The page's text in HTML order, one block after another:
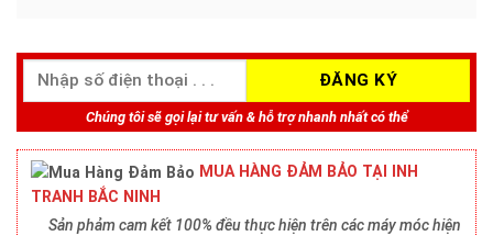
Chúng tôi sẽ gọi lại tư vấn & hỗ trợ nhanh nhất có thể
MUA HÀNG ĐẢM BẢO TẠI INH
TRANH BẮC NINH
Sản phảm cam kết 100% đều thực hiện trên các máy móc hiện